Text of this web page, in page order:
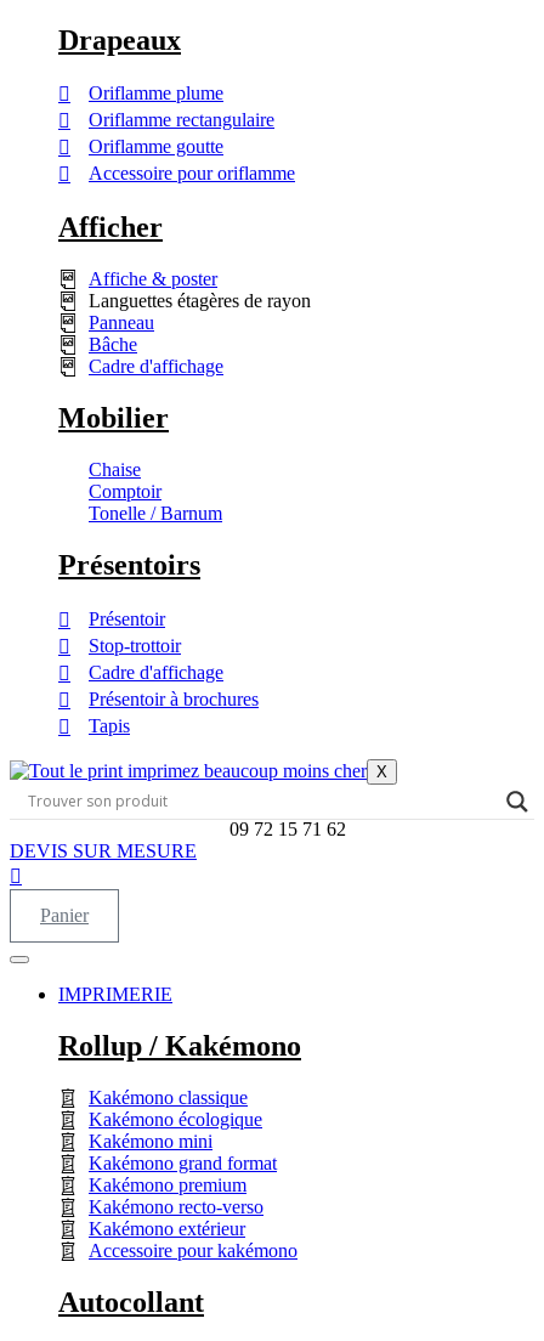
Drapeaux
Oriflamme plume
Oriflamme rectangulaire
Oriflamme goutte
Accessoire pour oriflamme
Afficher
Affiche & poster
Languettes étagères de rayon
Panneau
Bâche
Cadre d'affichage
Mobilier
Chaise
Comptoir
Tonelle / Barnum
Présentoirs
Présentoir
Stop-trottoir
Cadre d'affichage
Présentoir à brochures
Tapis
X
09 72 15 71 62
DEVIS SUR MESURE
Panier
IMPRIMERIE
Rollup / Kakémono
Kakémono classique
Kakémono écologique
Kakémono mini
Kakémono grand format
Kakémono premium
Kakémono recto-verso
Kakémono extérieur
Accessoire pour kakémono
Autocollant